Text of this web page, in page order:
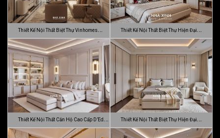
Thiết Kế Nội Thất Biệt Thự Vinhomes
Gran…
Thiết Kế Nội Thất Biệt Thự Hiện Đại
Sang…
Thiết Kế Nội Thất Căn Hộ Cao Cấp D’Edge
…
Thiết Kế Nội Thất Biệt Thự Hiện Đại
Luca…